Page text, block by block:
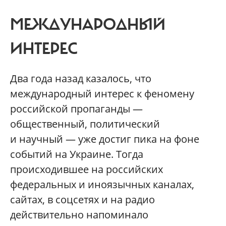
МЕЖДУНАРОДНЫЙ
ИНТЕРЕС
Два года назад казалось, что
международный интерес к феномену
российской пропаганды —
общественный, политический
и научный — уже достиг пика на фоне
событий на Украине. Тогда
происходившее на российских
федеральных и иноязычных каналах,
сайтах, в соцсетях и на радио
действительно напоминало